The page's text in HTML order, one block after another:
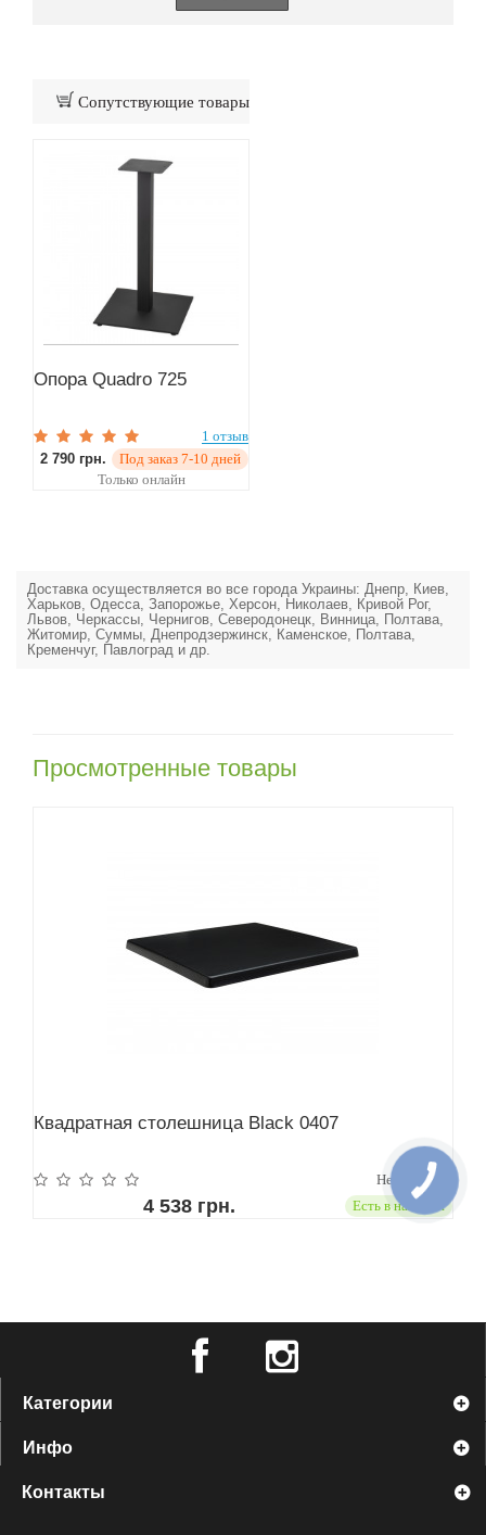
Сопутствующие товары
Опора Quadro 725
1 отзыв
2 790 грн.
Под заказ 7-10 дней
Только онлайн
Доставка осуществляется во все города Украины: Днепр, Киев,
Харьков, Одесса, Запорожье, Херсон, Николаев, Кривой Рог,
Львов, Черкассы, Чернигов, Северодонецк, Винница, Полтава,
Житомир, Суммы, Днепродзержинск, Каменское, Полтава,
Кременчуг, Павлоград и др.
Просмотренные товары
Квадратная столешница Black 0407
Нет отзывов
4 538 грн. Есть в наличии
Категории
Инфо
Контакты